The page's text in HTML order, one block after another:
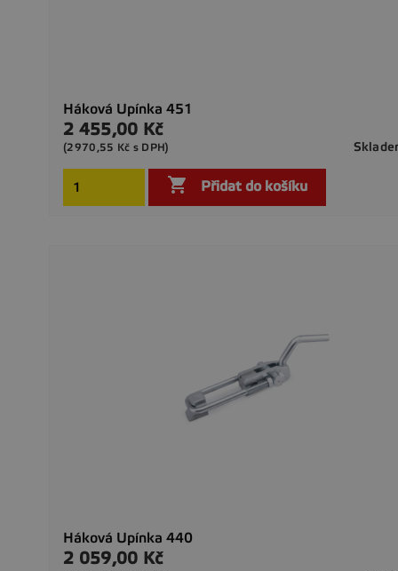
Háková Upínka 451
Cena
2 455,00 Kč
(2970,55 Kč s DPH)
 Přidat do košíku
Háková Upínka 440
Cena
2 059,00 Kč